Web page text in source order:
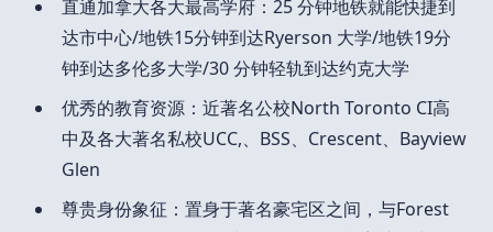
直通加拿大各大最高学府：25 分钟地铁就能快捷到
达市中心/地铁15分钟到达Ryerson 大学/地铁19分
钟到达多伦多大学/30 分钟轻轨到达约克大学
优秀的教育资源：近著名公校North Toronto CI高
中及各大著名私校UCC,、BSS、Crescent、Bayview
Glen
尊贵身份象征：置身于著名豪宅区之间，与Forest